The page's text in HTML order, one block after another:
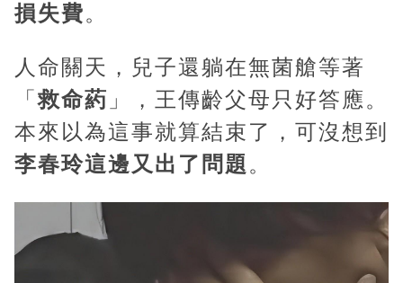
損失費。
人命關天，兒子還躺在無菌艙等著
「救命葯 」，王傳齡父母只好答應。
本來以為這事就算結束了，可沒想到
李春玲這邊又出了問題。